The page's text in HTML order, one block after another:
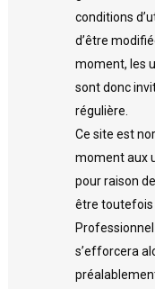
conditions
d’être
moment, les
sont donc
régulière.
Ce site est
moment aux
pour raison
être toutefois
s’efforcera